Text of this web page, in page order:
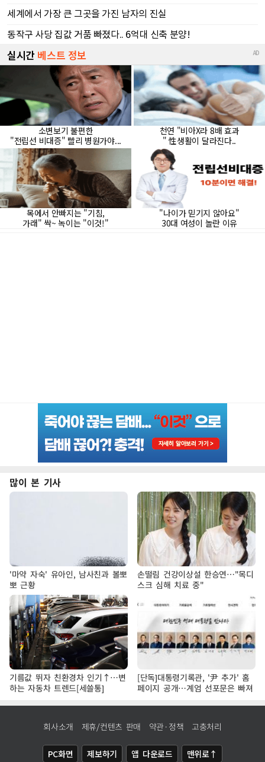
많이 본 기사
'마약 자숙' 유아인, 남사친과 볼뽀
뽀 근황
손떨림 건강이상설 한승연…"목디
스크 심해 치료 중"
기름값 뛰자 친환경차 인기↑…변
하는 자동차 트렌드[세쓸통]
[단독]대통령기록관, '尹 추가' 홈
페이지 공개…계엄 선포문은 빠져
회사소개 제휴/컨텐츠 판매 약관·정책 고충처리
PC화면 제보하기 앱 다운로드 맨위로↑